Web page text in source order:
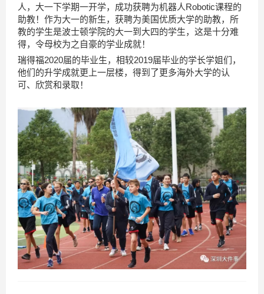
人，大一下学期一开学，成功获聘为机器人Robotic课程的
助教！作为大一的新生，获聘为美国优质大学的助教，所
教的学生是波士顿学院的大一到大四的学生，这是十分难
得，令母校为之自豪的学业成就！
瑞得福2020届的毕业生，相较2019届毕业的学长学姐们，
他们的升学成就更上一层楼，得到了更多海外大学的认
可、欣赏和录取！